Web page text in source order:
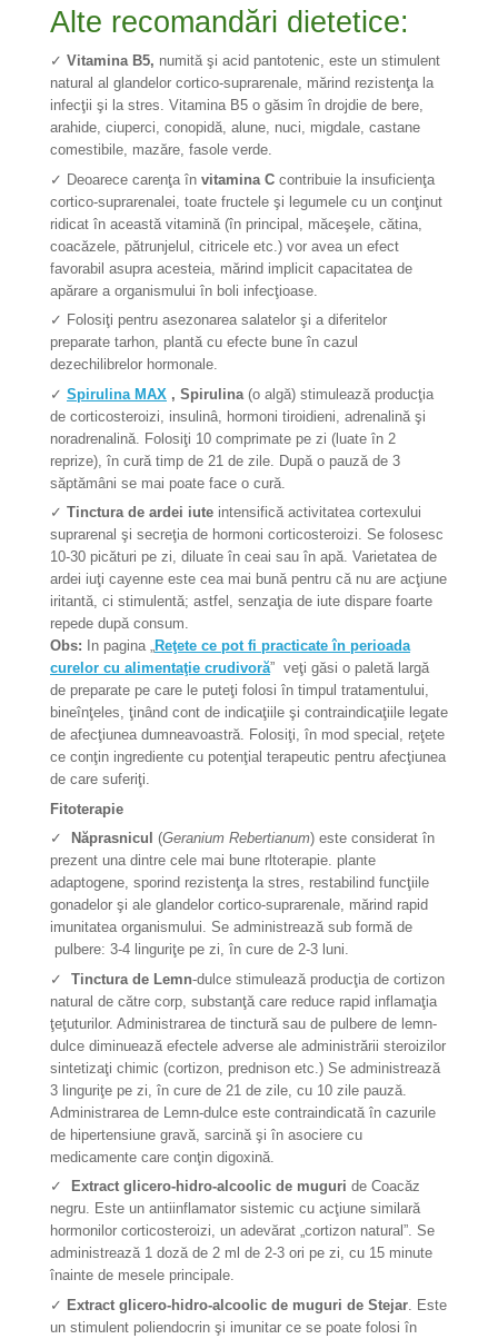
Alte recomandări dietetice:
✓ Vitamina B5, numită şi acid pantotenic, este un stimulent
natural al glandelor cortico-suprarenale, mărind rezistenţa la
infecţii şi la stres. Vitamina B5 o găsim în drojdie de bere,
arahide, ciuperci, conopidă, alune, nuci, migdale, castane
comestibile, mazăre, fasole verde.
✓ Deoarece carenţa în vitamina C contribuie la insuficienţa
cortico-suprarenalei, toate fructele şi legumele cu un conţinut
ridicat în această vitamină (în principal, măceşele, cătina,
coacăzele, pătrunjelul, citricele etc.) vor avea un efect
favorabil asupra acesteia, mărind implicit capacitatea de
apărare a organismului în boli infecţioase.
✓ Folosiţi pentru asezonarea salatelor şi a diferitelor
preparate tarhon, plantă cu efecte bune în cazul
dezechilibrelor hormonale.
✓ Spirulina MAX , Spirulina (o algă) stimulează producţia
de corticosteroizi, insulinâ, hormoni tiroidieni, adrenalină şi
noradrenalină. Folosiţi 10 comprimate pe zi (luate în 2
reprize), în cură timp de 21 de zile. După o pauză de 3
săptămâni se mai poate face o cură.
✓ Tinctura de ardei iute intensifică activitatea cortexului
suprarenal şi secreţia de hormoni corticosteroizi. Se folosesc
10-30 picături pe zi, diluate în ceai sau în apă. Varietatea de
ardei iuţi cayenne este cea mai bună pentru că nu are acţiune
iritantă, ci stimulentă; astfel, senzaţia de iute dispare foarte
repede după consum.
Obs: In pagina „Reţete ce pot fi practicate în perioada
curelor cu alimentaţie crudivoră” veţi găsi o paletă largă
de preparate pe care le puteţi folosi în timpul tratamentului,
bineînţeles, ţinând cont de indicaţiile şi contraindicaţiile legate
de afecţiunea dumneavoastră. Folosiţi, în mod special, reţete
ce conţin ingrediente cu potenţial terapeutic pentru afecţiunea
de care suferiţi.
Fitoterapie
✓
Năprasnicul (Geranium Rebertianum) este considerat în
prezent una dintre cele mai bune rltoterapie. plante
adaptogene, sporind rezistenţa la stres, restabilind funcţiile
gonadelor şi ale glandelor cortico-suprarenale, mărind rapid
imunitatea organismului. Se administrează sub formă de
pulbere: 3-4 linguriţe pe zi, în cure de 2-3 luni.
✓
Tinctura de Lemn-dulce stimulează producţia de cortizon
natural de către corp, substanţă care reduce rapid inflamaţia
ţeţuturilor. Administrarea de tinctură sau de pulbere de lemn-
dulce diminuează efectele adverse ale administrării steroizilor
sintetizaţi chimic (cortizon, prednison etc.) Se administrează
3 linguriţe pe zi, în cure de 21 de zile, cu 10 zile pauză.
Administrarea de Lemn-dulce este contraindicată în cazurile
de hipertensiune gravă, sarcină şi în asociere cu
medicamente care conţin digoxină.
✓
Extract glicero-hidro-alcoolic de muguri de Coacăz
negru. Este un antiinflamator sistemic cu acţiune similară
hormonilor corticosteroizi, un adevărat „cortizon natural”. Se
administrează 1 doză de 2 ml de 2-3 ori pe zi, cu 15 minute
înainte de mesele principale.
✓ Extract glicero-hidro-alcoolic de muguri de Stejar . Este
un stimulent poliendocrin şi imunitar ce se poate folosi în